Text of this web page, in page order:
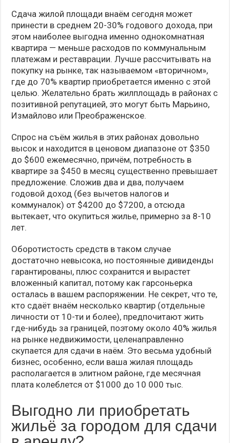
Сдача жилой площади внаём сегодня может
принести в среднем 20-30% годового дохода, при
этом наиболее выгодна именно однокомнатная
квартира — меньше расходов по коммунальным
платежам и реставрации. Лучше рассчитывать на
покупку на рынке, так называемом «вторичном»,
где до 70% квартир приобретается именно с этой
целью. Желательно брать жилплощадь в районах с
позитивной репутацией, это могут быть Марьино,
Измайлово или Преображенское.
Спрос на съём жилья в этих районах довольно
высок и находится в ценовом диапазоне от $350
до $600 ежемесячно, причём, потребность в
квартире за $450 в месяц существенно превышает
предложение. Сложив два и два, получаем
годовой доход (без вычетов налогов и
коммуналок) от $4200 до $7200, а отсюда
вытекает, что окупиться жилье, примерно за 8-10
лет.
Оборотистость средств в таком случае
достаточно невысока, но постоянные дивиденды
гарантированы, плюс сохранится и вырастет
вложенный капитал, потому как гарсоньерка
осталась в вашем распоряжении. Не секрет, что те,
кто сдаёт внаём несколько квартир (отдельные
личности от 10-ти и более), предпочитают жить
где-нибудь за границей, поэтому около 40% жилья
на рынке недвижимости, целенаправленно
скупается для сдачи в наём. Это весьма удобный
бизнес, особенно, если ваша жилая площадь
располагается в элитном районе, где месячная
плата колеблется от $1000 до 10 000 тыс.
Выгодно ли приобретать
жильё за городом для сдачи